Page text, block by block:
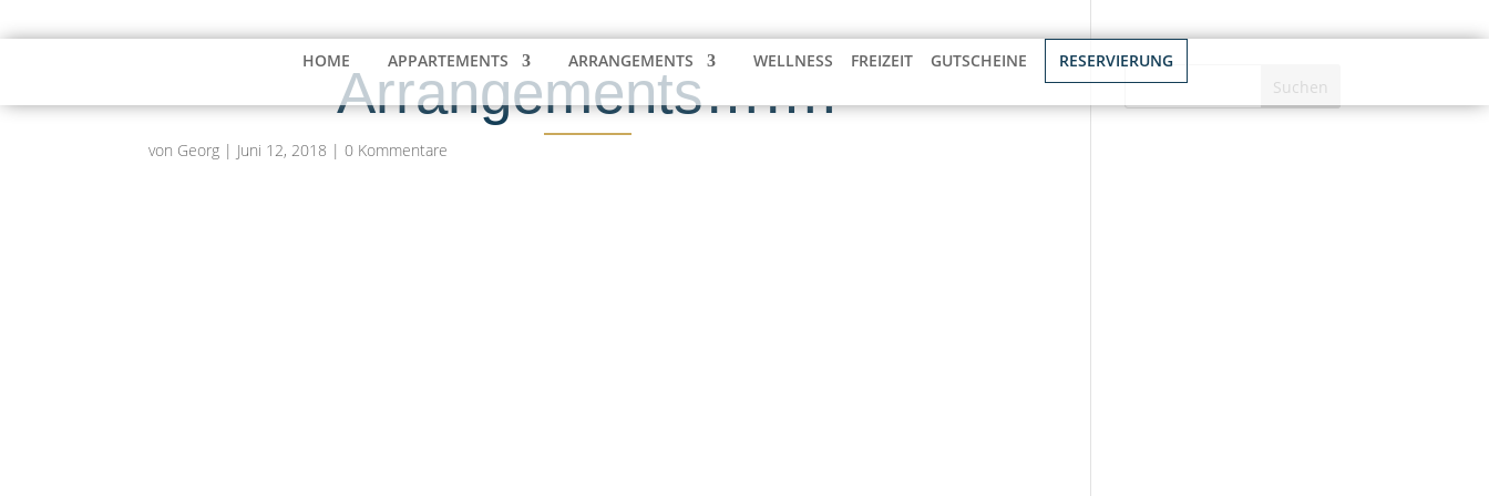
HOME APPARTEMENTS ARRANGEMENTS WELLNESS FREIZEIT GUTSCHEINE RESERVIERUNG
Arrangements…….
von Georg | Juni 12, 2018 |0 Kommentare